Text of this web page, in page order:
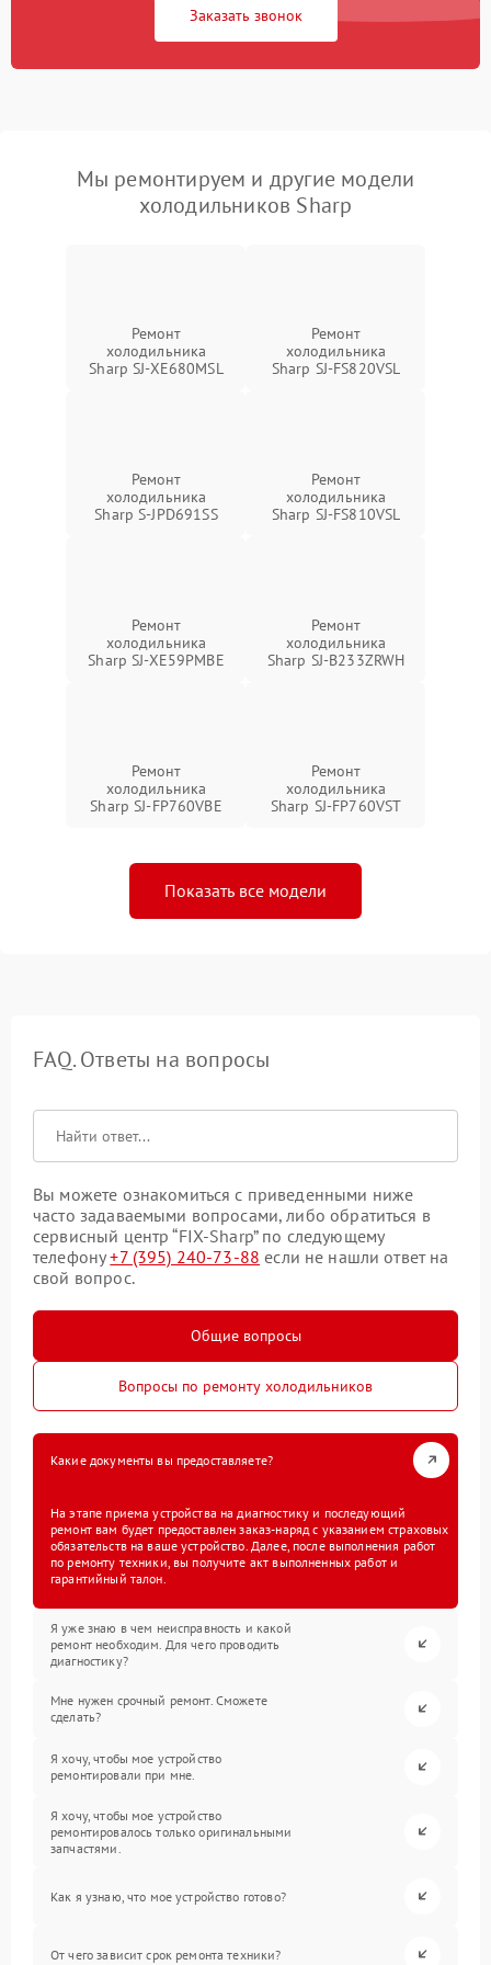
Заказать звонок
Мы ремонтируем и другие модели
холодильников Sharp
Ремонт
холодильника
Sharp SJ-XE680MSL
Ремонт
холодильника
Sharp SJ-FS820VSL
Ремонт
холодильника
Sharp S-JPD691SS
Ремонт
холодильника
Sharp SJ-FS810VSL
Ремонт
холодильника
Sharp SJ-XE59PMBE
Ремонт
холодильника
Sharp SJ-B233ZRWH
Ремонт
холодильника
Sharp SJ-FP760VBE
Ремонт
холодильника
Sharp SJ-FP760VST
Показать все модели
FAQ. Ответы на вопросы
Вы можете ознакомиться с приведенными ниже
часто задаваемыми вопросами, либо обратиться в
сервисный центр “FIX-Sharp” по следующему
телефону+7 (395) 240-73-88 если не нашли ответ на
свой вопрос.
Общие вопросы
Вопросы по ремонту холодильников
Какие документы вы предоставляете?
На этапе приема устройства на диагностику и последующий
ремонт вам будет предоставлен заказ-наряд с указанием страховых
обязательств на ваше устройство. Далее, после выполнения работ
по ремонту техники, вы получите акт выполненных работ и
гарантийный талон.
Я уже знаю в чем неисправность и какой
ремонт необходим. Для чего проводить
диагностику?
Мне нужен срочный ремонт. Сможете
сделать?
Я хочу, чтобы мое устройство
ремонтировали при мне.
Я хочу, чтобы мое устройство
ремонтировалось только оригинальными
запчастями.
Как я узнаю, что мое устройство готово?
От чего зависит срок ремонта техники?